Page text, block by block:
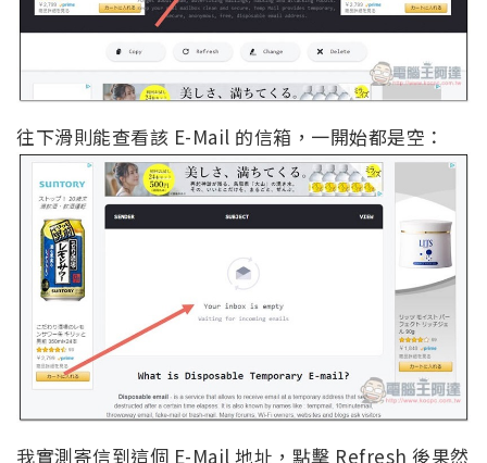
往下滑則能查看該 E-Mail 的信箱，一開始都是空：
我實測寄信到這個 E-Mail 地址，點擊 Refresh 後果然